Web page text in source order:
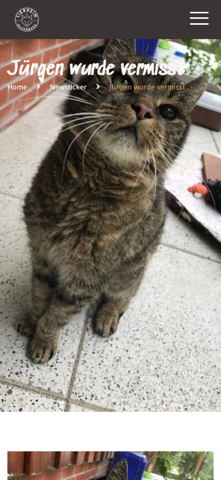
Jürgen wurde vermisst
Home Newsticker Jürgen wurde vermisst